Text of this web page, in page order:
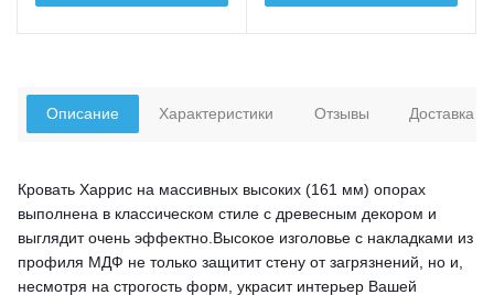
Описание
Кровать Харрис на массивных высоких (161 мм) опорах
выполнена в классическом стиле с древесным декором и
выглядит очень эффектно.Высокое изголовье с накладками из
профиля МДФ не только защитит стену от загрязнений, но и,
несмотря на строгость форм, украсит интерьер Вашей
Характеристики Отзывы Доставка